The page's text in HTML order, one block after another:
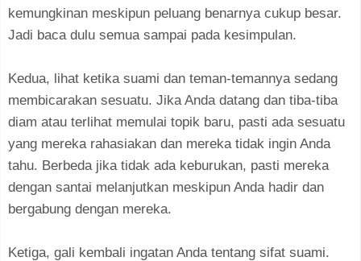
kemungkinan meskipun peluang benarnya cukup besar.
Jadi baca dulu semua sampai pada kesimpulan.
Kedua, lihat ketika suami dan teman-temannya sedang
membicarakan sesuatu. Jika Anda datang dan tiba-tiba
diam atau terlihat memulai topik baru, pasti ada sesuatu
yang mereka rahasiakan dan mereka tidak ingin Anda
tahu. Berbeda jika tidak ada keburukan, pasti mereka
dengan santai melanjutkan meskipun Anda hadir dan
bergabung dengan mereka.
Ketiga, gali kembali ingatan Anda tentang sifat suami.